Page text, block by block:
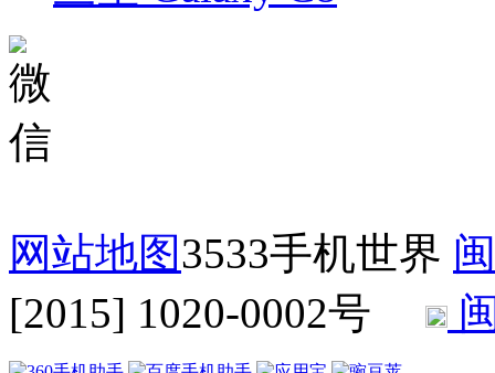
网站地图3533手机世界
[2015] 1020-0002号